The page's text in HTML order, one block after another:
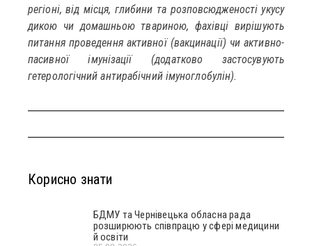
регіоні, від місця, глибини та розповсюдженості укусу
дикою чи домашньою твариною, фахівці вирішують
питання проведення активної (вакцинації) чи активно-
пасивної імунізації (додатково застосувують
гетерологічний антирабічний імуноглобулін).
Корисно знати
БДМУ та Чернівецька обласна рада
розширюють співпрацю у сфері медицини
й освіти